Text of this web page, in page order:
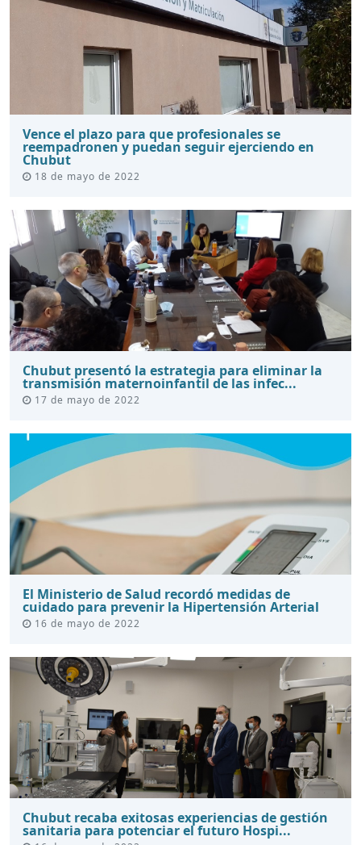
Vence el plazo para que profesionales se
reempadronen y puedan seguir ejerciendo en
Chubut
18 de mayo de 2022
Chubut presentó la estrategia para eliminar la
transmisión maternoinfantil de las infec...
17 de mayo de 2022
El Ministerio de Salud recordó medidas de
cuidado para prevenir la Hipertensión Arterial
16 de mayo de 2022
Chubut recaba exitosas experiencias de gestión
sanitaria para potenciar el futuro Hospi...